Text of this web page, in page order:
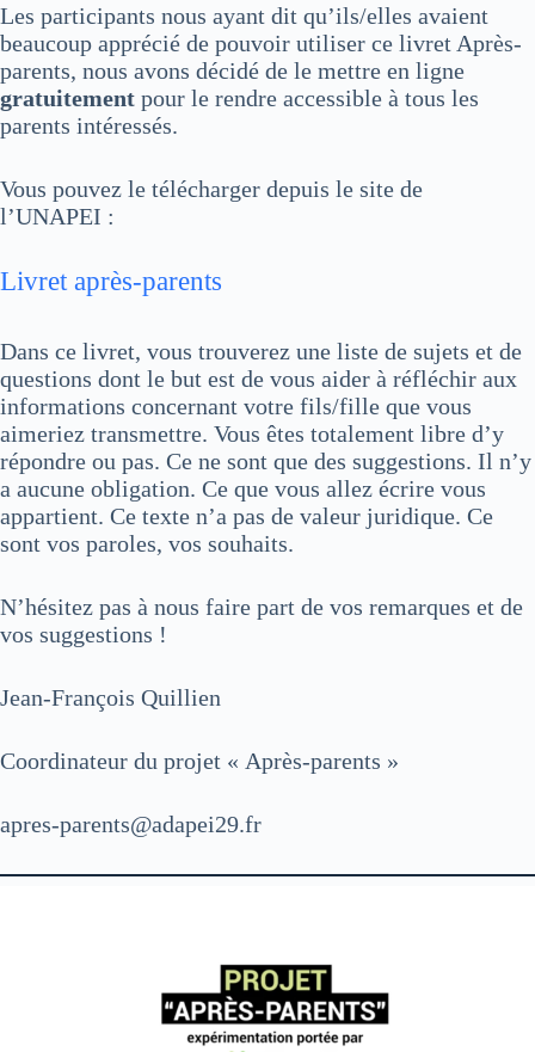
Les participants nous ayant dit qu’ils/elles avaient
beaucoup apprécié de pouvoir utiliser ce livret Après-
parents, nous avons décidé de le mettre en ligne
gratuitement pour le rendre accessible à tous les
parents intéressés.
Vous pouvez le télécharger depuis le site de
l’UNAPEI :
Livret après-parents
Dans ce livret, vous trouverez une liste de sujets et de
questions dont le but est de vous aider à réfléchir aux
informations concernant votre fils/fille que vous
aimeriez transmettre. Vous êtes totalement libre d’y
répondre ou pas. Ce ne sont que des suggestions. Il n’y
a aucune obligation. Ce que vous allez écrire vous
appartient. Ce texte n’a pas de valeur juridique. Ce
sont vos paroles, vos souhaits.
N’hésitez pas à nous faire part de vos remarques et de
vos suggestions !
Jean-François Quillien
Coordinateur du projet « Après-parents »
apres-parents@adapei29.fr